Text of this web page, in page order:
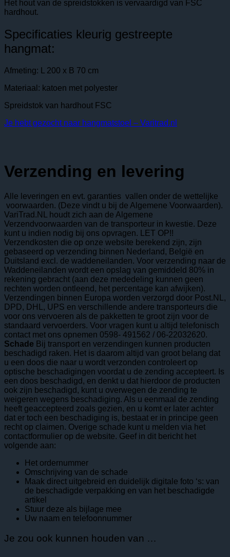
Het hout van de spreidstokken is vervaardigd van FSC
hardhout.
Specificaties kleurig gestreepte
hangmat:
Afmeting: L 200 x B 70 cm
Materiaal: katoen met polyester
Spreidstok van hardhout FSC
Je hebt gezocht naar hangmatstoel – Varitrad.nl
Verzending en levering
Alle leveringen en evt. garanties vallen onder de wettelijke
voorwaarden. (Deze vindt u bij de Algemene Voorwaarden).
VariTrad.NL houdt zich aan de Algemene
Verzendvoorwaarden van de transporteur in kwestie. Deze
kunt u indien nodig bij ons opvragen. LET OP!!
Verzendkosten die op onze website berekend zijn, zijn
gebaseerd op verzending binnen Nederland, België en
Duitsland excl. de waddeneilanden. Voor verzending naar de
Waddeneilanden wordt een opslag van gemiddeld 80% in
rekening gebracht (aan deze mededeling kunnen geen
rechten worden ontleend, het percentage kan afwijken).
Verzendingen binnen Europa worden verzorgd door Post.NL,
DPD, DHL, UPS en verschillende andere transporteurs die
voor ons vervoeren als de pakketten te groot zijn voor de
standaard vervoerders. Voor vragen kunt u altijd telefonisch
contact met ons opnemen 0598- 491562 / 06-22032620.
Schade Bij transport en verzendingen kunnen producten
beschadigd raken. Het is daarom altijd van groot belang dat
u een doos die naar u wordt verzonden controleert op
optische beschadigingen voordat u de zending accepteert. Is
een doos beschadigd, en denkt u dat hierdoor de producten
ook zijn beschadigd, kunt u overwegen de zending te
weigeren wegens beschadiging. Als u eenmaal de zending
heeft geaccepteerd zoals gezien, en u komt er later achter
dat er toch een beschadiging is, bestaat er in principe geen
recht op claimen. Overige schade kunt u melden via het
contactformulier op de website. Geef in dit bericht het
volgende aan:
Het ordernummer
Omschrijving van de schade
Maak direct uitgebreid en duidelijk digitale foto ‘s: van
de beschadigde verpakking en van het beschadigde
artikel
Stuur deze als bijlage mee
Uw naam en telefoonnummer
Je zou ook kunnen houden van …